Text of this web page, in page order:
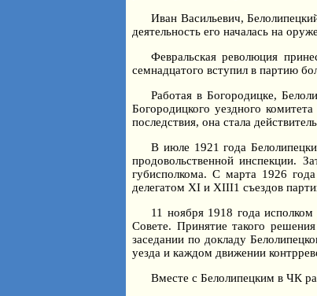
Иван Васильевич,
деятельность его началась на
Февральская революция
семнадцатого вступил в партию
Работая в Богородицке,
Богородицкого уездного
последствия, она стала
В июле 1921 года
продовольственной инспекции.
губисполкома. С марта 1926
делегатом XI и XIII1 съездов
11 ноября 1918 года
Совете. Принятие такого
заседании по докладу
уезда и каждом движении
Вместе с Белолипецким в ЧК